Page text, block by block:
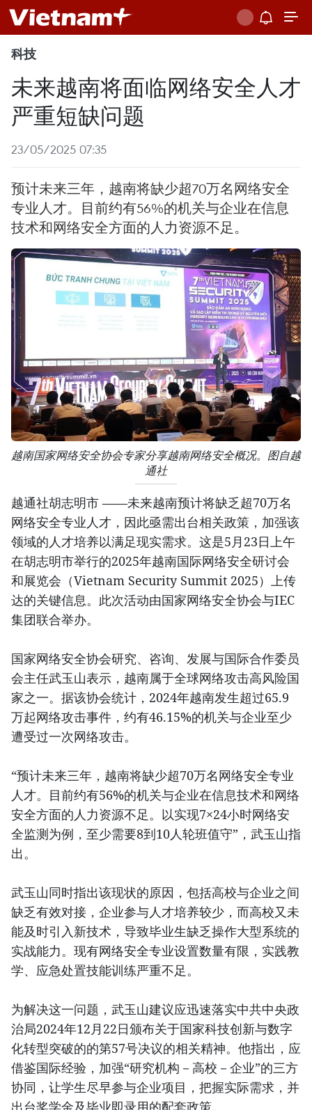
科技
未来越南将面临网络安全人才
严重短缺问题
23/05/2025 07:35
预计未来三年，越南将缺少超70万名网络安全
专业人才。目前约有56%的机关与企业在信息
技术和网络安全方面的人力资源不足。
越南国家网络安全协会专家分享越南网络安全概况。图自越
通社
越通社胡志明市 ——未来越南预计将缺乏超70万名
网络安全专业人才，因此亟需出台相关政策，加强该
领域的人才培养以满足现实需求。这是5月23日上午
在胡志明市举行的2025年越南国际网络安全研讨会
和展览会（Vietnam Security Summit 2025）上传
达的关键信息。此次活动由国家网络安全协会与IEC
集团联合举办。
国家网络安全协会研究、咨询、发展与国际合作委员
会主任武玉山表示，越南属于全球网络攻击高风险国
家之一。据该协会统计，2024年越南发生超过65.9
万起网络攻击事件，约有46.15%的机关与企业至少
遭受过一次网络攻击。
“预计未来三年，越南将缺少超70万名网络安全专业
人才。目前约有56%的机关与企业在信息技术和网络
安全方面的人力资源不足。以实现7×24小时网络安
全监测为例，至少需要8到10人轮班值守”，武玉山指
出。
武玉山同时指出该现状的原因，包括高校与企业之间
缺乏有效对接，企业参与人才培养较少，而高校又未
能及时引入新技术，导致毕业生缺乏操作大型系统的
实战能力。现有网络安全专业设置数量有限，实践教
学、应急处置技能训练严重不足。
为解决这一问题，武玉山建议应迅速落实中共中央政
治局2024年12月22日颁布关于国家科技创新与数字
化转型突破的的第57号决议的相关精神。他指出，应
借鉴国际经验，加强“研究机构－高校－企业”的三方
协同，让学生尽早参与企业项目，把握实际需求，并
出台奖学金及毕业即录用的配套政策。